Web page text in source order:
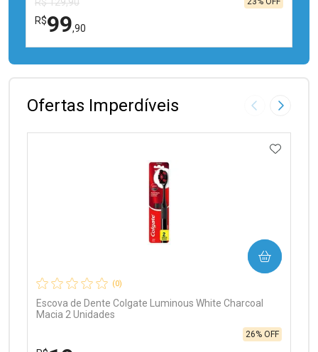
R$ 129,90
R$99,90
FECHAR
FECHAR
Ofertas Imperdíveis Imagem
(0)
Escova de Dente Colgate Luminous White Charcoal
Macia 2 Unidades
26% OFF
COMPRAR